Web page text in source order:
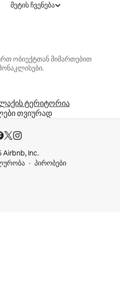
მეტის ჩვენება
ობიექტთან მიმართებით
ტერიტორია
თვიურად
Airbnb, Inc.
პირობები